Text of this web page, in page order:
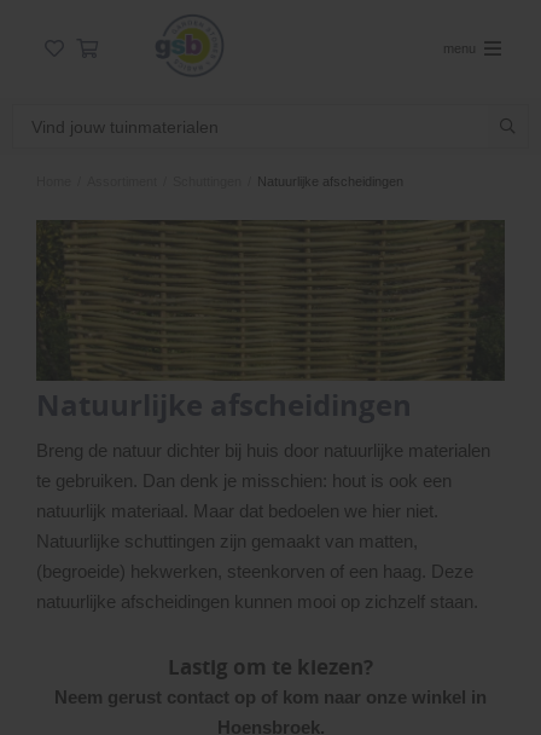
menu
Natuurlijke afscheidingen
Breng de natuur dichter bij huis door natuurlijke materialen
te gebruiken. Dan denk je misschien: hout is ook een
natuurlijk materiaal. Maar dat bedoelen we hier niet.
Natuurlijke schuttingen zijn gemaakt van matten,
(begroeide) hekwerken, steenkorven of een haag. Deze
natuurlijke afscheidingen kunnen mooi op zichzelf staan.
Lastig om te kiezen?
Neem gerust contact op of kom naar onze winkel in
Hoensbroek.